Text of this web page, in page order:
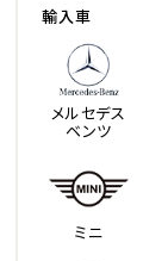
輸入車
メルセデス
ベンツ
ミニ